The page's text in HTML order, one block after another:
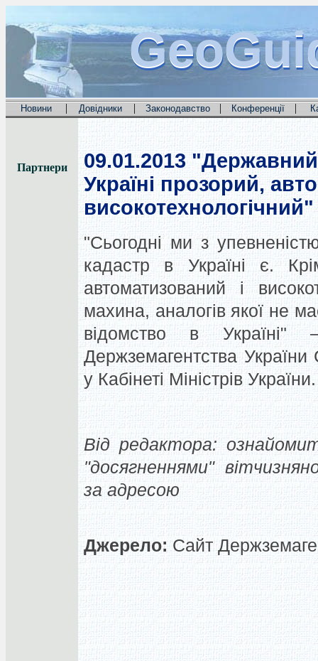
Новини | Довідники | Законодавство | Конференції |
Партнери 09.01.2013
Україні прозорий,
високотехнологічний"
"Сьогодні ми з
кадастр в Україні є.
автоматизований і
махина, аналогів якої не
відомство в Україні"
Держземагентства України
у Кабінеті Міністрів України.
Від редактора:
"досягненнями"
за адресою
Джерело: Сайт